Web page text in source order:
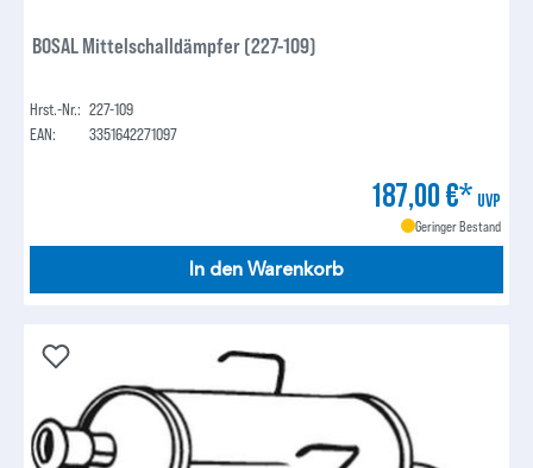
BOSAL Mittelschalldämpfer (227-109)
Hrst.-Nr.: 227-109
EAN:
3351642271097
187,00 €* UVP
Geringer Bestand
In den Warenkorb